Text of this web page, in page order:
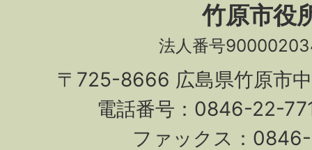
竹原市役
法人番号
〒725-8666 広島県竹原市
電話番号：0846-22-
ファックス：